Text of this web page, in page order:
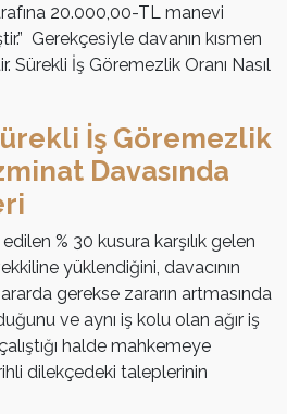
20.000,00-TL manevi
Gerekçesiyle davanın kısmen
Sürekli İş Göremezlik Oranı Nasıl
İş Göremezlik
Davasında
% 30 kusura karşılık gelen
yüklendiğini, davacının
gerekse zararın artmasında
ve aynı iş kolu olan ağır iş
halde mahkemeye
dilekçedeki taleplerinin